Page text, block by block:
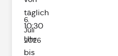
6.
Juli
2026
täglich
10:30
Uhr
bis